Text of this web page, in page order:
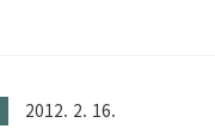
2012. 2. 16.